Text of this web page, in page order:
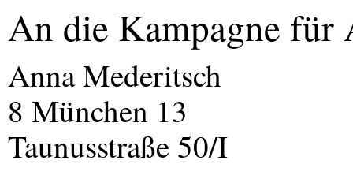
An die Kampagne für
Anna Mederitsch
8 München 13
Taunusstraße 50/I